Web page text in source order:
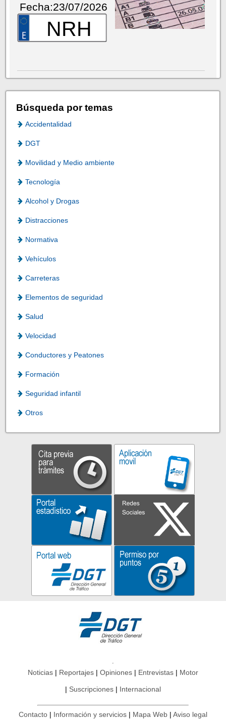
Fecha:23/07/2026
NRH
Búsqueda por temas
Accidentalidad
DGT
Movilidad y Medio ambiente
Tecnología
Alcohol y Drogas
Distracciones
Normativa
Vehículos
Carreteras
Elementos de seguridad
Salud
Velocidad
Conductores y Peatones
Formación
Seguridad infantil
Otros
Noticias Reportajes Opiniones Entrevistas Motor
Suscripciones Internacional
Contacto Información y servicios Mapa Web Aviso legal